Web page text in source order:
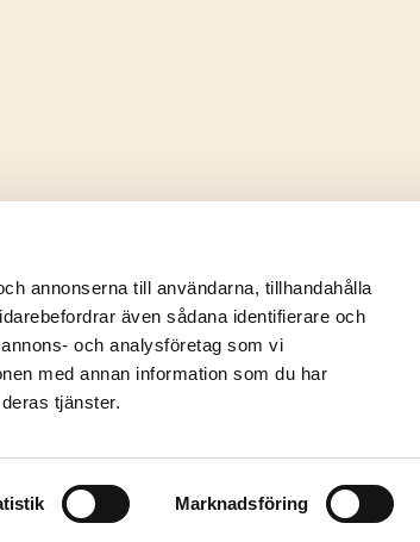
annonserna till användarna, tillhandahålla
även sådana identifierare och
och analysföretag som vi
med annan information som du har
tjänster.
Marknadsföring